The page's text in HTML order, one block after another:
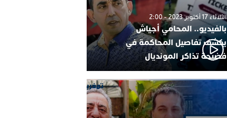
الثلاثاء 17 أكتوبر 2023 - 2:00
بالفيديو.. المحامي أجياش
يكشف تفاصيل المحاكمة في
فضيحة تذاكر المونديال